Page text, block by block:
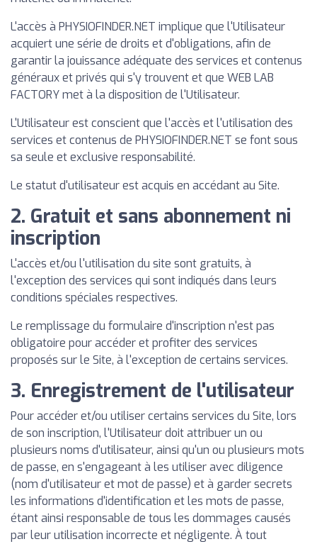
L'accès à PHYSIOFINDER.NET implique que l'Utilisateur
acquiert une série de droits et d'obligations, afin de
garantir la jouissance adéquate des services et contenus
généraux et privés qui s'y trouvent et que WEB LAB
FACTORY met à la disposition de l'Utilisateur.
L'Utilisateur est conscient que l'accès et l'utilisation des
services et contenus de PHYSIOFINDER.NET se font sous
sa seule et exclusive responsabilité.
Le statut d'utilisateur est acquis en accédant au Site.
2. Gratuit et sans abonnement ni
inscription
L'accès et/ou l'utilisation du site sont gratuits, à
l'exception des services qui sont indiqués dans leurs
conditions spéciales respectives.
Le remplissage du formulaire d'inscription n'est pas
obligatoire pour accéder et profiter des services
proposés sur le Site, à l'exception de certains services.
3. Enregistrement de l'utilisateur
Pour accéder et/ou utiliser certains services du Site, lors
de son inscription, l'Utilisateur doit attribuer un ou
plusieurs noms d'utilisateur, ainsi qu'un ou plusieurs mots
de passe, en s'engageant à les utiliser avec diligence
(nom d'utilisateur et mot de passe) et à garder secrets
les informations d'identification et les mots de passe,
étant ainsi responsable de tous les dommages causés
par leur utilisation incorrecte et négligente. À tout